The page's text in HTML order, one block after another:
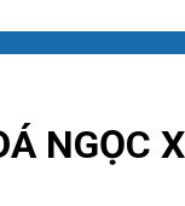
NGỌC